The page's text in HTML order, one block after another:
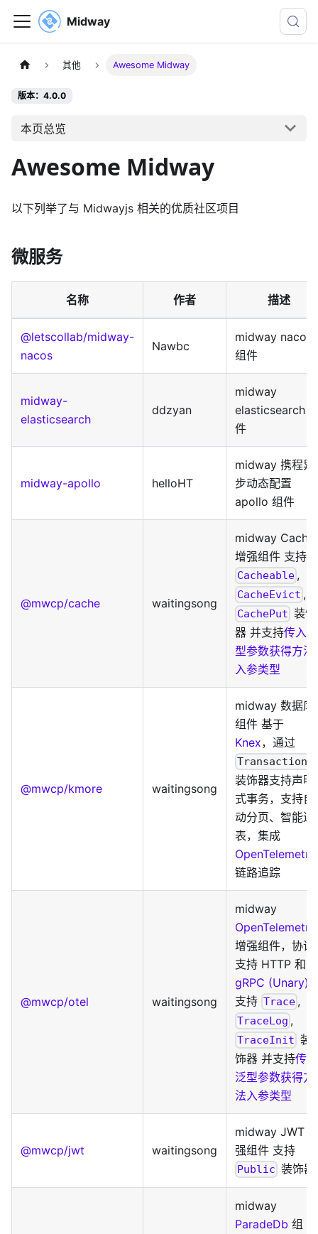
Midway
其他 Awesome Midway
版本：4.0.0
本页总览
Awesome Midway
以下列举了与 Midwayjs 相关的优质社区项目
微服务
名称 作者 描述
@letscollab/midway-
nacos
Nawbc
midway nacos
组件
midway-
elasticsearch
ddzyan
midway
elasticsearch
件
midway-apollo helloHT
midway 携程异
步动态配置
apollo 组件
@mwcp/cache waitingsong
midway Cache
增强组件 支持
Cacheable ,
CacheEvict ,
CachePut 装饰
器 并支持传入泛
型参数获得方法
入参类型
@mwcp/kmore waitingsong
midway 数据库
组件 基于
Knex，通过
装饰器支持声明
式事务，支持自
动分页、智能连
表，集成
OpenTelemetry
链路追踪
@mwcp/otel waitingsong
midway
OpenTelemetry
增强组件，协议
支持 HTTP 和
gRPC (Unary)
支持 Trace ,
TraceLog ,
TraceInit 装
饰器 并支持传入
泛型参数获得方
法入参类型
@mwcp/jwt waitingsong
midway JWT
强组件 支持
Public 装饰器
midway
ParadeDb 组